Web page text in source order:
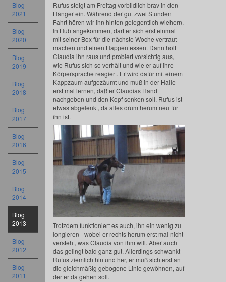
Rufus steigt am Freitag vorbildlich brav in den
Hänger ein. Während der gut zwei Stunden
Fahrt hören wir ihn hinten gelegentlich wiehern.
In Hub angekommen, darf er sich erst einmal
mit seiner Box für die nächste Woche vertraut
machen und einen Happen essen. Dann holt
Claudia ihn raus und probiert vorsichtig aus,
wie Rufus sich so verhält und wie er auf ihre
Körpersprache reagiert. Er wird dafür mit einem
Kappzaum aufgezäumt und muß in der Halle
erst mal lernen, daß er Claudias Hand
nachgeben und den Kopf senken soll. Rufus ist
etwas abgelenkt, da alles drum herum neu für
ihn ist.
Trotzdem funktioniert es auch, ihn ein wenig zu
longieren - wobei er rechts herum erst mal nicht
versteht, was Claudia von ihm will. Aber auch
das gelingt bald ganz gut. Allerdings schwankt
Rufus ziemlich hin und her, er muß sich erst an
die gleichmäßig gebogene Linie gewöhnen, auf
der er da gehen soll.
Blog
2021
Blog
2020
Blog
2019
Blog
2018
Blog
2017
Blog
2016
Blog
2015
Blog
2014
Blog
2013
Blog
2012
Blog
2011